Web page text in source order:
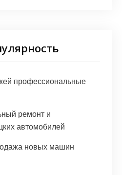
профессиональные
ремонт и
автомобилей
новых машин